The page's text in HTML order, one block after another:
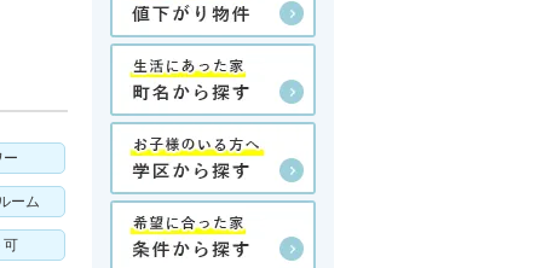
ー
ーム
可